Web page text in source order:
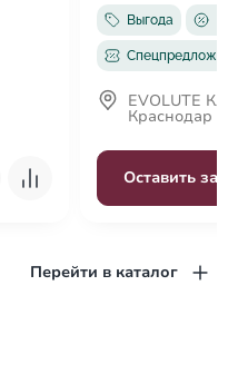
пассажира
Выгода
Оставить
EVOLUTE
Краснодар
Перейти в каталог